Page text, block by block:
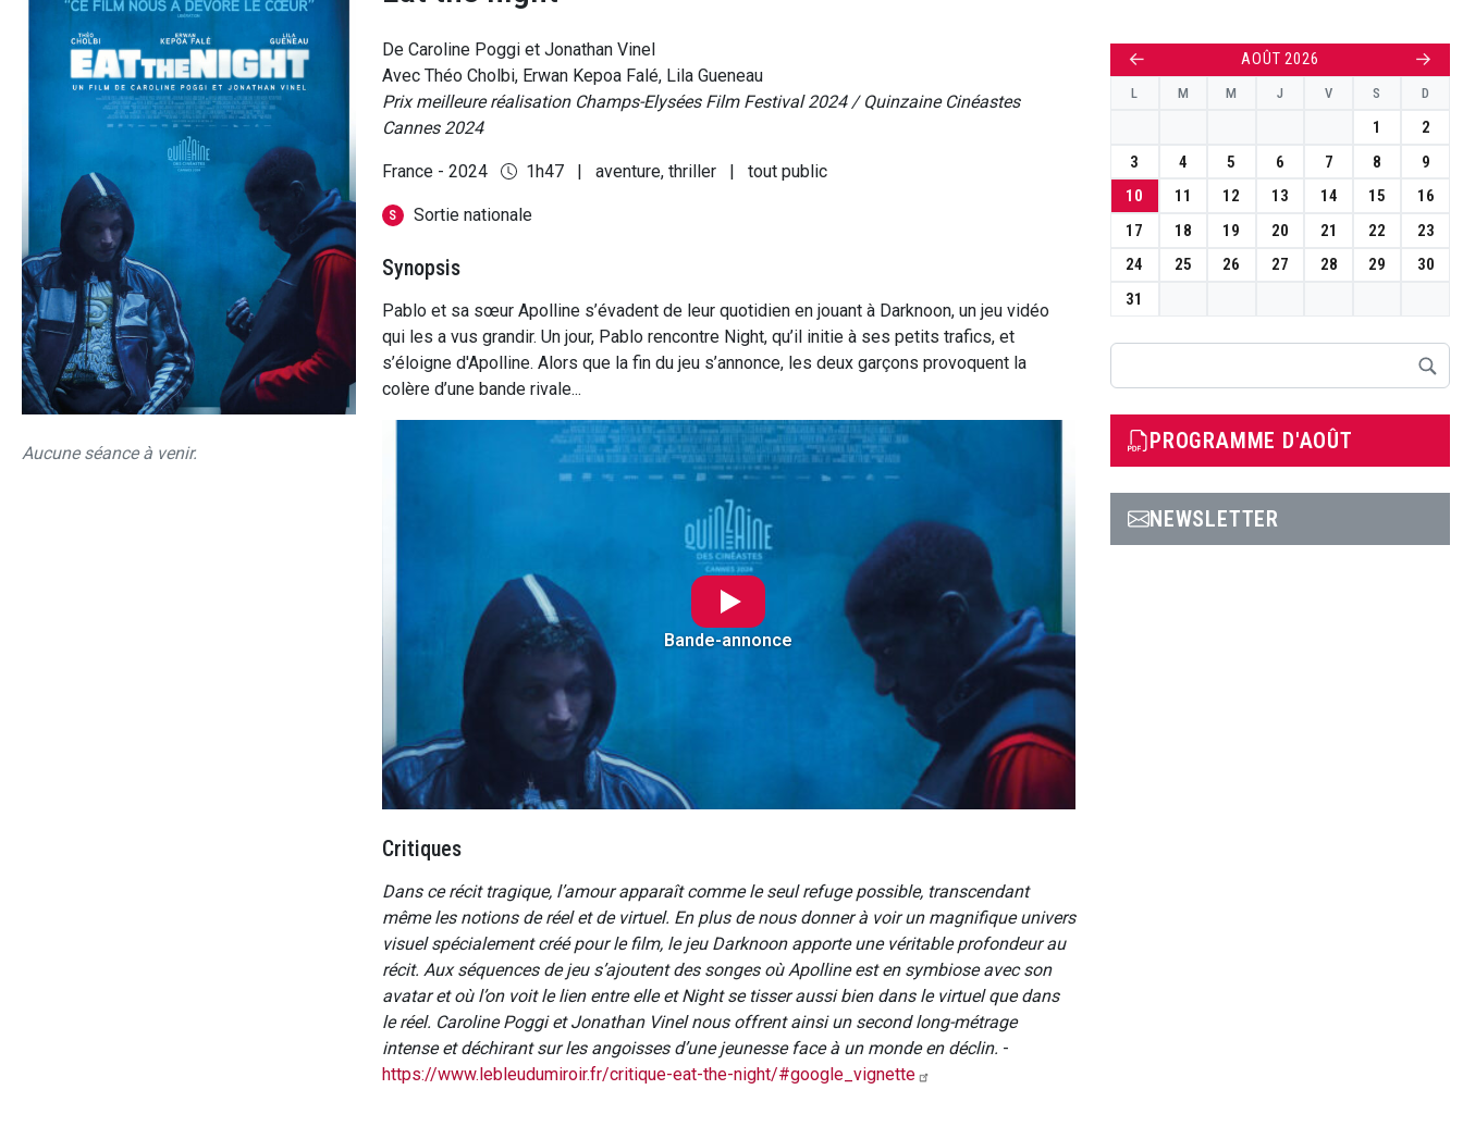
Aucune séance à venir.
De Caroline Poggi et Jonathan Vinel
Avec Théo Cholbi, Erwan Kepoa Falé, Lila Gueneau
Prix meilleure réalisation Champs-Elysées Film Festival 2024 / Quinzaine Cinéastes
Cannes 2024
France - 2024 1h47 | aventure, thriller | tout public
S Sortie nationale
Synopsis
Pablo et sa sœur Apolline s’évadent de leur quotidien en jouant à Darknoon, un jeu vidéo
qui les a vus grandir. Un jour, Pablo rencontre Night, qu’il initie à ses petits trafics, et
s’éloigne d'Apolline. Alors que la fin du jeu s’annonce, les deux garçons provoquent la
colère d’une bande rivale...
Bande-annonce
Critiques
Dans ce récit tragique, l’amour apparaît comme le seul refuge possible, transcendant
même les notions de réel et de virtuel. En plus de nous donner à voir un magnifique univers
visuel spécialement créé pour le film, le jeu Darknoon apporte une véritable profondeur au
récit. Aux séquences de jeu s’ajoutent des songes où Apolline est en symbiose avec son
avatar et où l’on voit le lien entre elle et Night se tisser aussi bien dans le virtuel que dans
le réel. Caroline Poggi et Jonathan Vinel nous offrent ainsi un second long-métrage
intense et déchirant sur les angoisses d’une jeunesse face à un monde en déclin. -
https://www.lebleudumiroir.fr/critique-eat-the-night/#google_vignette
← AOÛT 2026 →
L M M J V S D
1
2
3
4 5 6 7 8
9
10
11 12 13 14 15
16
17
18 19 20 21 22
23
24
25 26 27 28 29
30
31
PROGRAMME D'AOÛT
NEWSLETTER